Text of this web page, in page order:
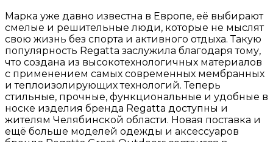
Марка уже давно известна в Европе, её выбирают
смелые и решительные люди, которые не мыслят
свою жизнь без спорта и активного отдыха. Такую
популярность Regatta заслужила благодаря тому,
что создана из высокотехнологичных материалов
с применением самых современных мембранных
и теплоизолирующих технологий. Теперь
стильные, прочные, функциональные и удобные в
носке изделия бренда Regatta доступны и
жителям Челябинской области. Новая поставка и
ещё больше моделей одежды и аксессуаров